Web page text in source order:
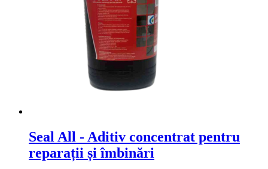
Seal All - Aditiv concentrat pentru
reparații și îmbinări